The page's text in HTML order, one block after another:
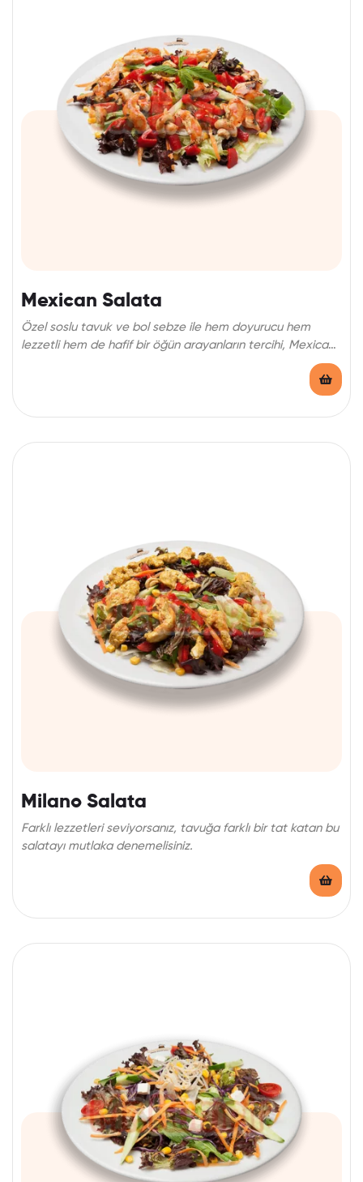
Mexican Salata
Özel soslu tavuk ve bol sebze ile hem doyurucu hem
lezzetli hem de hafif bir öğün arayanların tercihi, Mexican
Milano Salata
Farklı lezzetleri seviyorsanız, tavuğa farklı bir tat katan bu
salatayı mutlaka denemelisiniz.